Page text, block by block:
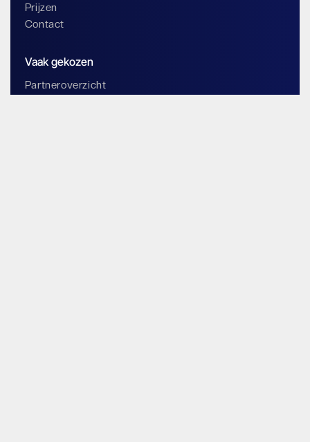
Prijzen
Contact
Vaak gekozen
Partneroverzicht